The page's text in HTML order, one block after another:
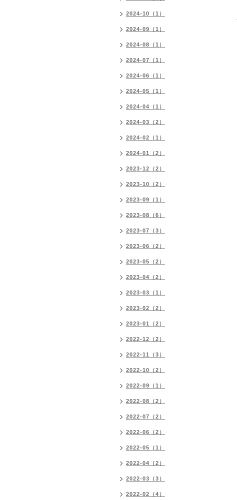
2024-10（1）
2024-09（1）
2024-08（1）
2024-07（1）
2024-06（1）
2024-05（1）
2024-04（1）
2024-03（2）
2024-02（1）
2024-01（2）
2023-12（2）
2023-10（2）
2023-09（1）
2023-08（6）
2023-07（3）
2023-06（2）
2023-05（2）
2023-04（2）
2023-03（1）
2023-02（2）
2023-01（2）
2022-12（2）
2022-11（3）
2022-10（2）
2022-09（1）
2022-08（2）
2022-07（2）
2022-06（2）
2022-05（1）
2022-04（2）
2022-03（3）
2022-02（4）